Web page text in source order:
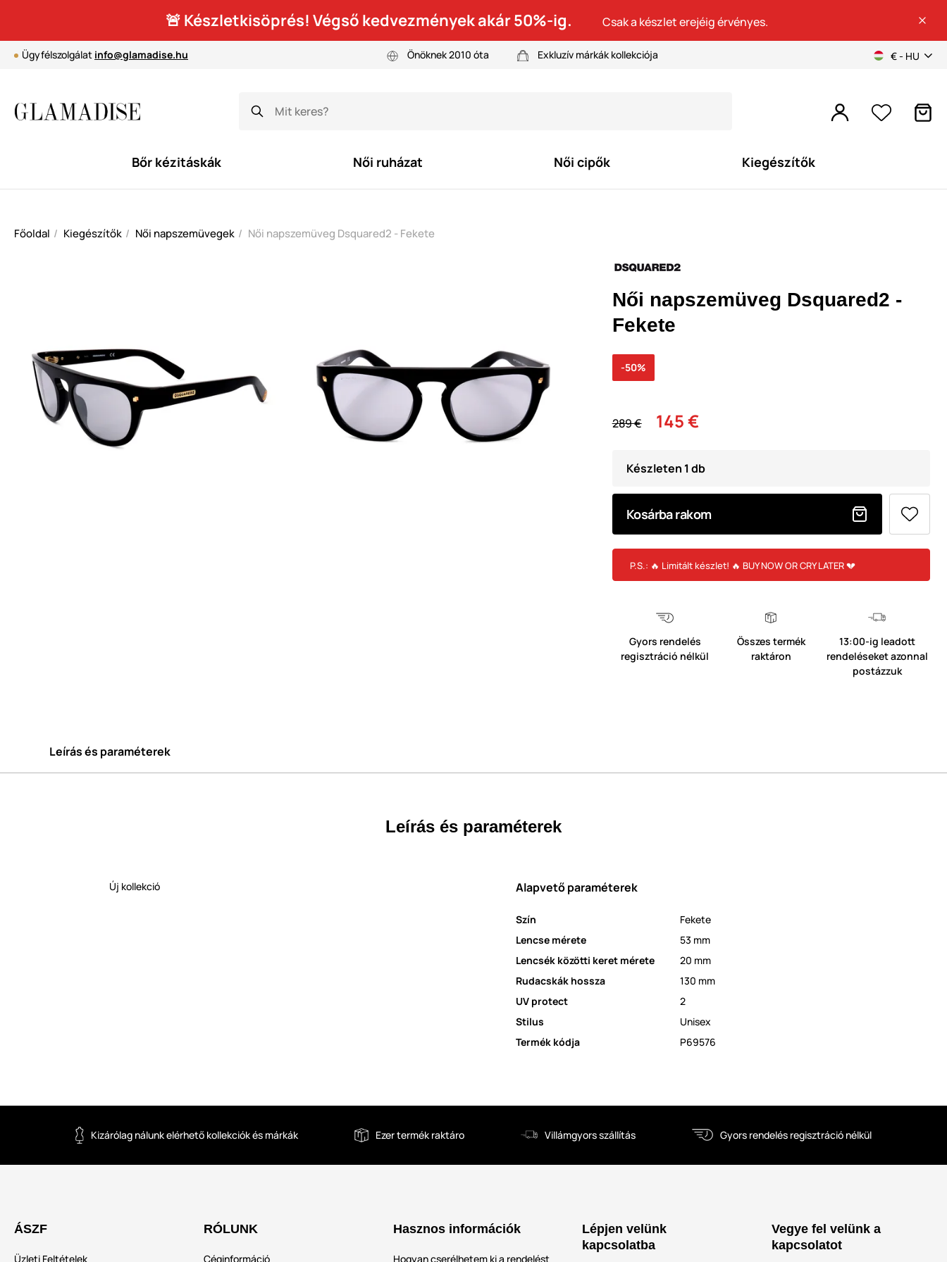
🚨 Készletkisöprés! Végső kedvezmények akár 50%-ig. Csak a készlet erejéig érvényes.
Ügyfélszolgálat info@glamadise.hu Önöknek 2010 óta Exkluzív márkák kollekciója € - HU
Bőr kézitáskák Női ruházat Női cipők Kiegészítők
Főoldal Kiegészítők Női napszemüvegek Női napszemüveg Dsquared2 - Fekete
Női napszemüveg Dsquared2 -
Fekete
289 € 145 €
-50%
Készleten 1 db
Kosárba rakom
P.S.: 🔥 Limitált készlet! 🔥 BUY NOW OR CRY LATER 💔
Gyors rendelés
regisztráció nélkül
Összes termék
raktáron
13:00-ig leadott
rendeléseket azonnal
postázzuk
Leírás és paraméterek
Leírás és paraméterek
Új kollekció Alapvető paraméterek
Szín
Fekete
Lencse mérete
53 mm
Lencsék közötti keret mérete
20 mm
Rudacskák hossza
130 mm
UV protect
2
Stilus
Unisex
Termék kódja
P69576
Kizárólag nálunk elérhető kollekciók és márkák Ezer termék raktáro Villámgyors szállítás Gyors rendelés regisztráció nélkül
ÁSZF
Üzleti Feltételek
RÓLUNK
Céginformáció
Hasznos információk
Hogyan cserélhetem ki a rendelést
Lépjen velünk
kapcsolatba
Vegye fel velünk a
kapcsolatot